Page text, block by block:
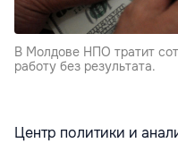
В Молдове НПО тратит
работу без результата.
Центр политики и